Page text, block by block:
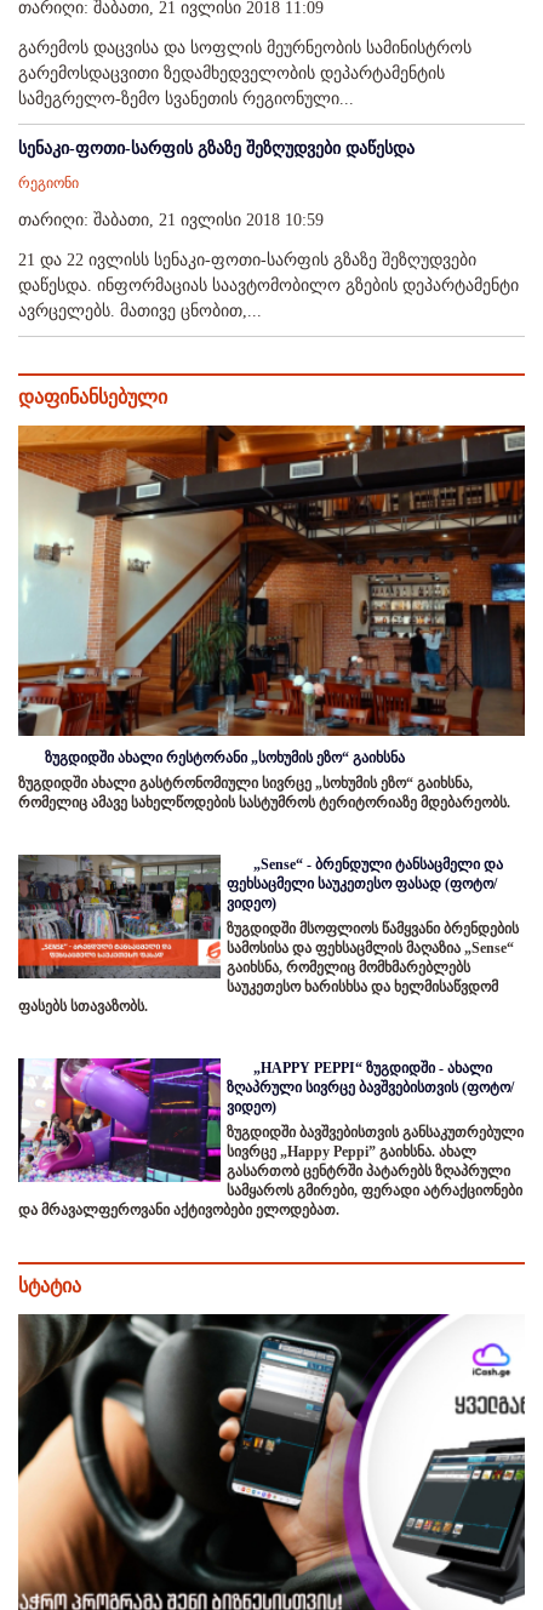
თარიღი: შაბათი, 21 ივლისი 2018 11:09
გარემოს დაცვისა და სოფლის მეურნეობის სამინისტროს
გარემოსდაცვითი ზედამხედველობის დეპარტამენტის
სამეგრელო-ზემო სვანეთის რეგიონული...
სენაკი-ფოთი-სარფის გზაზე შეზღუდვები დაწესდა
რეგიონი
თარიღი: შაბათი, 21 ივლისი 2018 10:59
21 და 22 ივლისს სენაკი-ფოთი-სარფის გზაზე შეზღუდვები
დაწესდა. ინფორმაციას საავტომობილო გზების დეპარტამენტი
ავრცელებს. მათივე ცნობით,...
დაფინანსებული
ზუგდიდში ახალი რესტორანი „სოხუმის ეზო“ გაიხსნა
ზუგდიდში ახალი გასტრონომიული სივრცე „სოხუმის ეზო“ გაიხსნა,
რომელიც ამავე სახელწოდების სასტუმროს ტერიტორიაზე მდებარეობს.
„Sense“ - ბრენდული ტანსაცმელი და
ფეხსაცმელი საუკეთესო ფასად (ფოტო/
ვიდეო)
ზუგდიდში მსოფლიოს წამყვანი ბრენდების
სამოსისა და ფეხსაცმლის მაღაზია „Sense“
გაიხსნა, რომელიც მომხმარებლებს
საუკეთესო ხარისხსა და ხელმისაწვდომ
ფასებს სთავაზობს.
„HAPPY PEPPI“ ზუგდიდში - ახალი
ზღაპრული სივრცე ბავშვებისთვის (ფოტო/
ვიდეო)
ზუგდიდში ბავშვებისთვის განსაკუთრებული
სივრცე „Happy Peppi” გაიხსნა. ახალ
გასართობ ცენტრში პატარებს ზღაპრული
სამყაროს გმირები, ფერადი ატრაქციონები
და მრავალფეროვანი აქტივობები ელოდებათ.
სტატია